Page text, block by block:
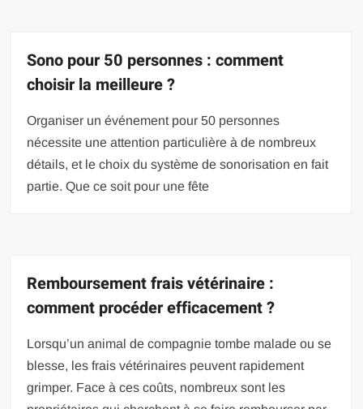
Sono pour 50 personnes : comment
choisir la meilleure ?
Organiser un événement pour 50 personnes
nécessite une attention particulière à de nombreux
détails, et le choix du système de sonorisation en fait
partie. Que ce soit pour une fête
Remboursement frais vétérinaire :
comment procéder efficacement ?
Lorsqu’un animal de compagnie tombe malade ou se
blesse, les frais vétérinaires peuvent rapidement
grimper. Face à ces coûts, nombreux sont les